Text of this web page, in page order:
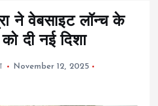
ने वेबसाइट लॉन्च के
दी नई दिशा
November 12, 2025